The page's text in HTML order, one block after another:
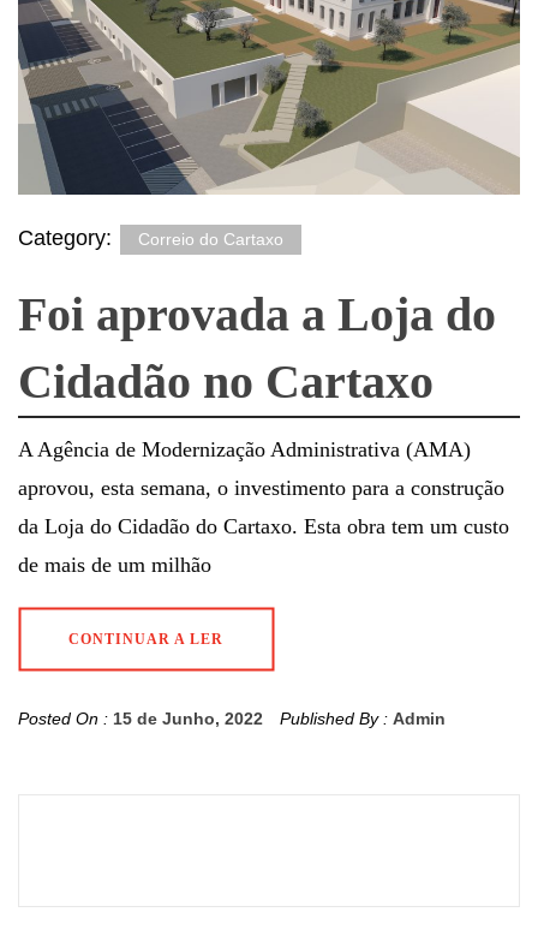
Category: Correio do Cartaxo
Foi aprovada a Loja do
Cidadão no Cartaxo
A Agência de Modernização Administrativa (AMA)
aprovou, esta semana, o investimento para a construção
da Loja do Cidadão do Cartaxo. Esta obra tem um custo
de mais de um milhão
CONTINUAR A LER
Posted On : 15 de Junho, 2022 Published By : Admin